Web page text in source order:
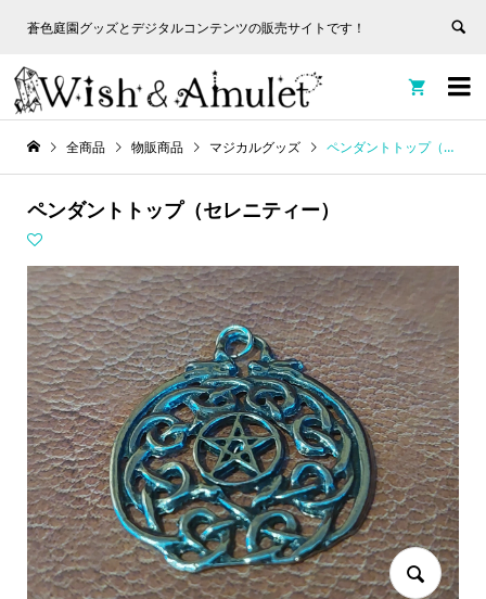
蒼色庭園グッズとデジタルコンテンツの販売サイトです！


全商品 物販商品 マジカルグッズ ペンダントトップ（セレニティー）
ペンダントトップ（セレニティー）
蒼色庭園グッズとデジタルコンテンツの販売サイトです！
非表